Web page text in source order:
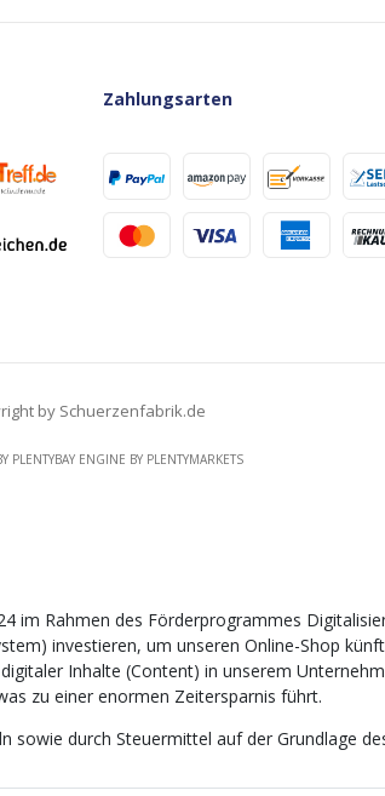
Zahlungsarten
by Schuerzenfabrik.de
PLENTYBAYENGINE BY PLENTYMARKETS
Rahmen des Förderprogrammes
investieren, um unseren Online-Shop
Inhalte (Content) in unserem
zu einer enormen Zeitersparnis führt.
durch Steuermittel auf der Grundlage